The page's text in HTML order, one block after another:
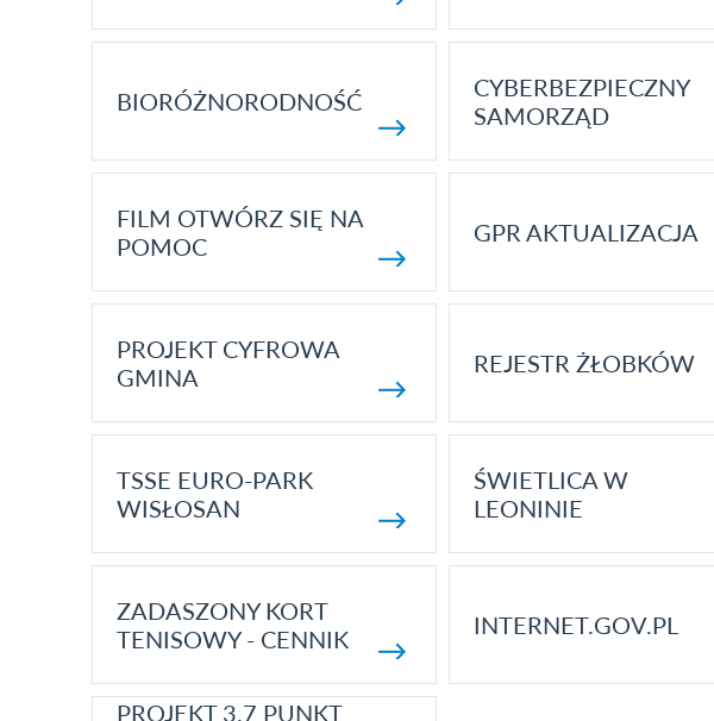
BIORÓŻNORODNOŚĆ
CYBERBEZPIECZNY
SAMORZĄD
FILM OTWÓRZ SIĘ NA
POMOC
GPR AKTUALIZACJA
PROJEKT CYFROWA
GMINA
REJESTR ŻŁOBKÓW
TSSE EURO-PARK
WISŁOSAN
ŚWIETLICA W
LEONINIE
ZADASZONY KORT
TENISOWY - CENNIK
INTERNET.GOV.PL
PROJEKT 3.7 PUNKT